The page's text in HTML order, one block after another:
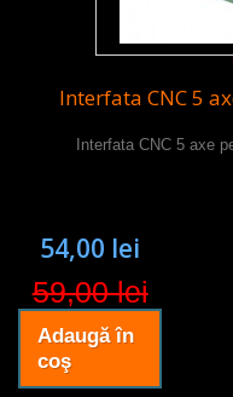
Interfata CNC 5
Interfata CNC 5 axe
54,00 lei
59,00 lei
Adaugă în
coş